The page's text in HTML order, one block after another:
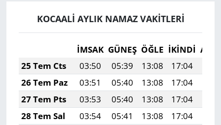
KOCAALİ AYLIK NAMAZ VAKITLERI
İMSAK GÜNEŞ ÖĞLE İKINDI
25 Tem Cts
03:50 05:39 13:08 17:04
26 Tem Paz
03:51 05:40 13:08 17:04
27 Tem Pts
03:53 05:40 13:08 17:04
28 Tem Sal
03:54 05:41 13:08 17:04